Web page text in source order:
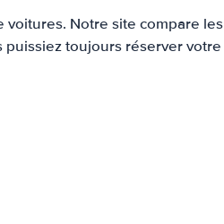
voitures. Notre site compare les
toujours réserver votre